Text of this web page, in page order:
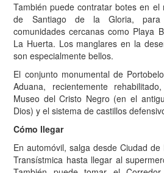
También puede contratar botes en el
de Santiago de la Gloria, para
comunidades cercanas como Playa
La Huerta. Los manglares en la
son especialmente bellos.
El conjunto monumental de
Aduana, recientemente
Museo del Cristo Negro (en el
Dios) y el sistema de castillos
Cómo llegar
En automóvil, salga desde Ciudad
Transístmica hasta llegar al